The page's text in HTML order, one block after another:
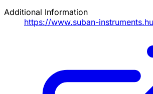
Additional Information
https://www.suban-